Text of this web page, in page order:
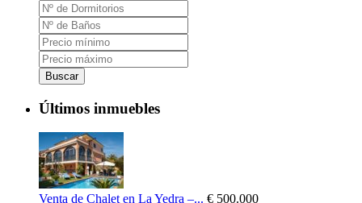
Buscar
Últimos inmuebles
Venta de Chalet en La Yedra –... € 500.000